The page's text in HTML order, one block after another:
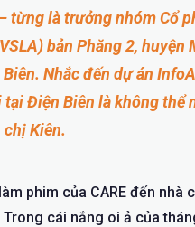
từng là trưởng nhóm Cổ
bản Phăng 2, huyện
Nhắc đến dự án
tại Điện Biên là không thể
Kiên.
phim của CARE đến nhà
cái nắng oi ả của